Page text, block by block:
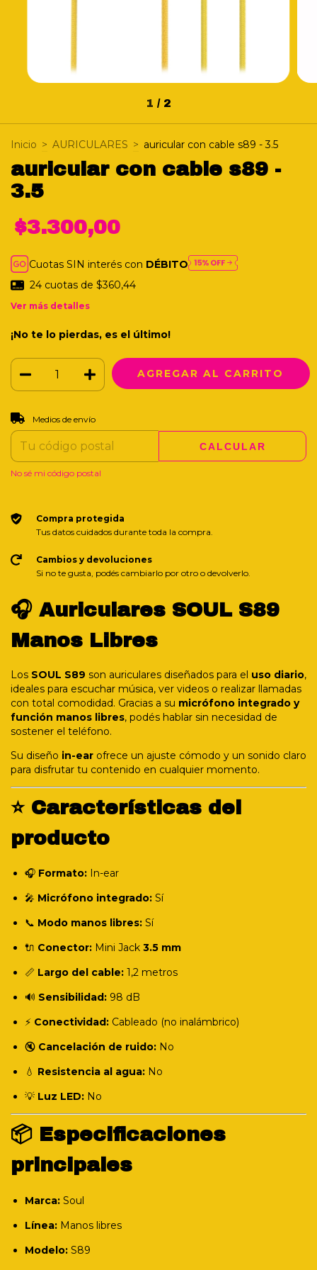
1 / 2
Inicio > AURICULARES > auricular con cable s89 - 3.5
auricular con cable s89 -
3.5
$3.300,00
Cuotas SIN interés con DÉBITO
24 cuotas de $360,44
Ver más detalles
¡No te lo pierdas, es el último!
Entregas para el CP:
Medios de envío
CALCULAR
No sé mi código postal
Compra protegida
Tus datos cuidados durante toda la compra.
Cambios y devoluciones
Si no te gusta, podés cambiarlo por otro o devolverlo.
🎧 Auriculares SOUL S89
Manos Libres
Los SOUL S89 son auriculares diseñados para el uso diario,
ideales para escuchar música, ver videos o realizar llamadas
con total comodidad. Gracias a su micrófono integrado y
función manos libres, podés hablar sin necesidad de
sostener el teléfono.
Su diseño in-ear ofrece un ajuste cómodo y un sonido claro
para disfrutar tu contenido en cualquier momento.
⭐ Características del
producto
🎧 Formato: In-ear
🎤 Micrófono integrado: Sí
📞 Modo manos libres: Sí
🔌 Conector: Mini Jack 3.5 mm
📏 Largo del cable: 1,2 metros
🔊 Sensibilidad: 98 dB
⚡ Conectividad: Cableado (no inalámbrico)
🔇 Cancelación de ruido: No
💧 Resistencia al agua: No
💡 Luz LED: No
📦 Especificaciones
principales
Marca: Soul
Línea: Manos libres
Modelo: S89